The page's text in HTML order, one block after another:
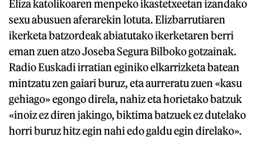
Eliza katolikoaren menpeko ikastetxeetan izandako
sexu abusuen aferarekin lotuta. Elizbarrutiaren
ikerketa batzordeak abiatutako ikerketaren berri
eman zuen atzo Joseba Segura Bilboko gotzainak.
Radio Euskadi irratian eginiko elkarrizketa batean
mintzatu zen gaiari buruz, eta aurreratu zuen «kasu
gehiago» egongo direla, nahiz eta horietako batzuk
«inoiz ez diren jakingo, biktima batzuek ez dutelako
horri buruz hitz egin nahi edo galdu egin direlako».